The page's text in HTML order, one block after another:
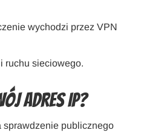
wychodzi przez VPN
ruchu sieciowego.
adres IP?
sprawdzenie publicznego